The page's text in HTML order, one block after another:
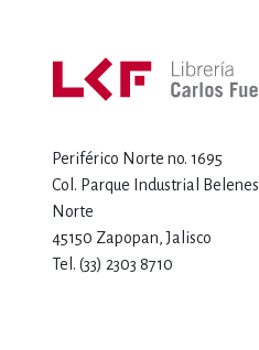
Periférico Norte no. 1695
Col. Parque Industrial Belenes
Norte
45150 Zapopan, Jalisco
Tel. (33) 2303 8710